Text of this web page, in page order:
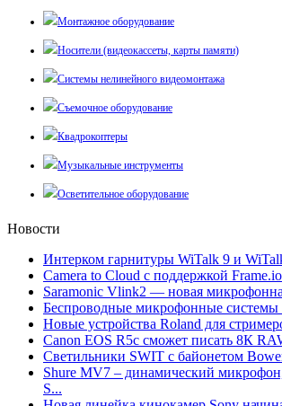
Монтажное оборудование
Носители (видеокассеты, карты памяти)
Системы нелинейного видеомонтажа
Съемочное оборудование
Квадрокоптеры
Музыкальные инструменты
Осветительное оборудование
Новости
Интерком гарнитуры WiTalk 9 и
Camera to Cloud с поддержкой Frame.io
Saramonic Vlink2 — новая
Беспроводные микрофонные системы
Новые устройства Roland для
Canon EOS R5c сможет писать 8К
Светильники SWIT с байонетом
Shure MV7 – динамический
S...